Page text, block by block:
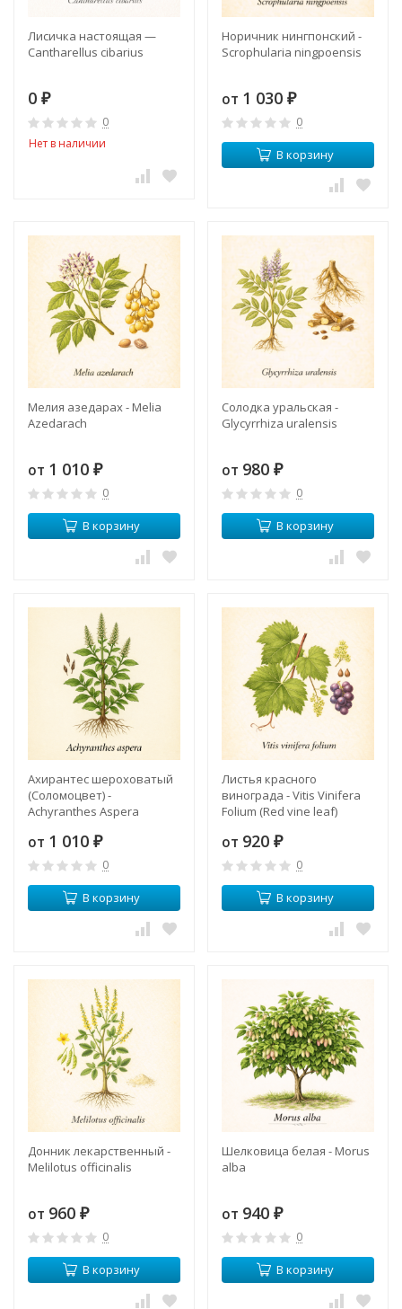
Лисичка настоящая —
Cantharellus cibarius
0 ₽
0
Нет в наличии
Норичник нингпонский -
Scrophularia ningpoensis
от 1 030 ₽
0
В корзину
Мелия азедарах - Melia
Azedarach
от 1 010 ₽
0
В корзину
Солодка уральская -
Glycyrrhiza uralensis
от 980 ₽
0
В корзину
Ахирантес шероховатый
(Соломоцвет) -
Achyranthes Aspera
от 1 010 ₽
0
В корзину
Листья красного
винограда - Vitis Vinifera
Folium (Red vine leaf)
от 920 ₽
0
В корзину
Донник лекарственный -
Melilotus officinalis
от 960 ₽
0
В корзину
Шелковица белая - Morus
alba
от 940 ₽
0
В корзину